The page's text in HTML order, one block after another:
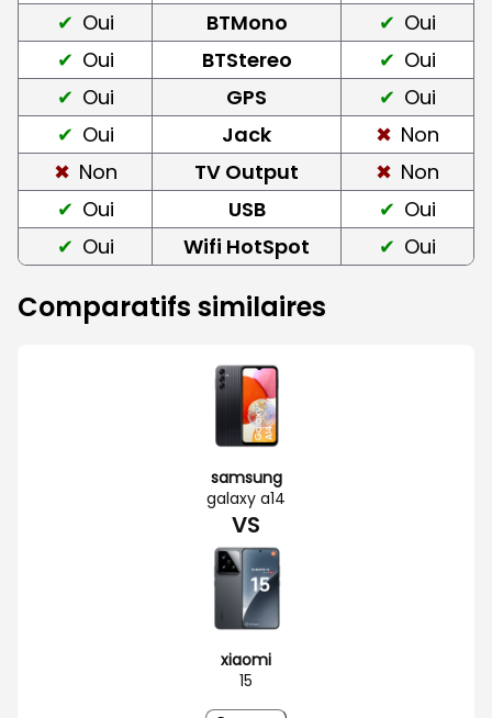
Oui
BTMono
Oui
Oui
BTStereo
Oui
Oui
GPS
Oui
Oui
Jack
Non
Non
TV Output
Non
Oui
USB
Oui
Oui
Wifi HotSpot Oui
Comparatifs similaires
samsung
galaxy a14
VS
xiaomi
15